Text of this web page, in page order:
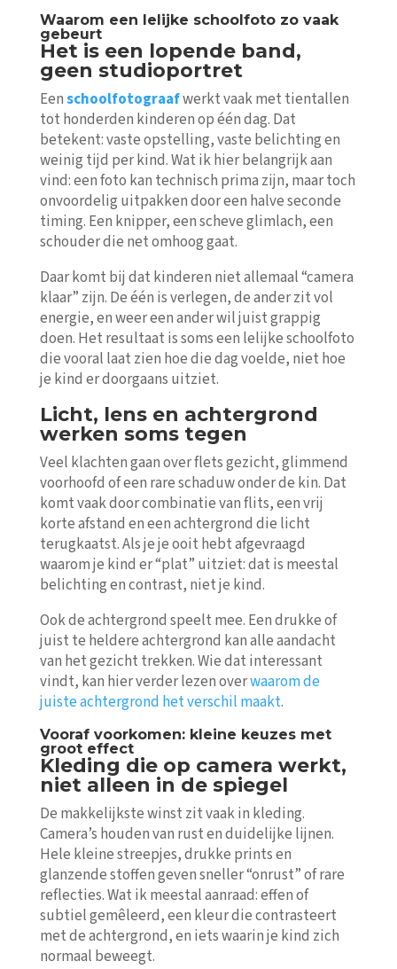
Waarom een lelijke schoolfoto zo vaak
gebeurt
Het is een lopende band,
geen studioportret
Eenschoolfotograafwerkt vaak met tientallen
tot honderden kinderen op één dag. Dat
betekent: vaste opstelling, vaste belichting en
weinig tijd per kind. Wat ik hier belangrijk aan
vind: een foto kan technisch prima zijn, maar toch
onvoordelig uitpakken door een halve seconde
timing. Een knipper, een scheve glimlach, een
schouder die net omhoog gaat.
Daar komt bij dat kinderen niet allemaal “camera
klaar” zijn. De één is verlegen, de ander zit vol
energie, en weer een ander wil juist grappig
doen. Het resultaat is soms een lelijke schoolfoto
die vooral laat zien hoe die dag voelde, niet hoe
je kind er doorgaans uitziet.
Licht, lens en achtergrond
werken soms tegen
Veel klachten gaan over flets gezicht, glimmend
voorhoofd of een rare schaduw onder de kin. Dat
komt vaak door combinatie van flits, een vrij
korte afstand en een achtergrond die licht
terugkaatst. Als je je ooit hebt afgevraagd
waarom je kind er “plat” uitziet: dat is meestal
belichting en contrast, niet je kind.
Ook de achtergrond speelt mee. Een drukke of
juist te heldere achtergrond kan alle aandacht
van het gezicht trekken. Wie dat interessant
vindt, kan hier verder lezen overwaarom de
juiste achtergrond het verschil maakt.
Vooraf voorkomen: kleine keuzes met
groot effect
Kleding die op camera werkt,
niet alleen in de spiegel
De makkelijkste winst zit vaak in kleding.
Camera’s houden van rust en duidelijke lijnen.
Hele kleine streepjes, drukke prints en
glanzende stoffen geven sneller “onrust” of rare
reflecties. Wat ik meestal aanraad: effen of
subtiel gemêleerd, een kleur die contrasteert
met de achtergrond, en iets waarin je kind zich
normaal beweegt.